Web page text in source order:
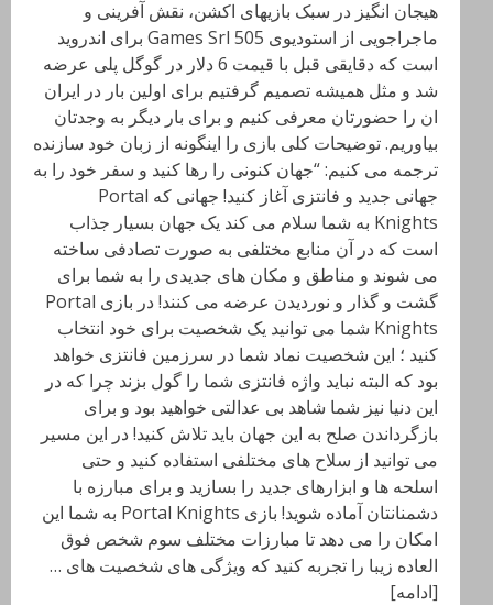
هیجان انگیز در سبک بازیهای اکشن، نقش آفرینی و
ماجراجویی از استودیوی 505 Games Srl برای اندروید
است که دقایقی قبل با قیمت 6 دلار در گوگل پلی عرضه
شد و مثل همیشه تصمیم گرفتیم برای اولین بار در ایران
ان را حضورتان معرفی کنیم و برای بار دیگر به وجدتان
بیاوریم. توضیحات کلی بازی را اینگونه از زبان خود سازنده
ترجمه می کنیم: “جهان کنونی را رها کنید و سفر خود را به
جهانی جدید و فانتزی آغاز کنید! جهانی که Portal
Knights به شما سلام می کند یک جهان بسیار جذاب
است که در آن منابع مختلفی به صورت تصادفی ساخته
می شوند و مناطق و مکان های جدیدی را به شما برای
گشت و گذار و نوردیدن عرضه می کنند! در بازی Portal
Knights شما می توانید یک شخصیت برای خود انتخاب
کنید ؛ این شخصیت نماد شما در سرزمین فانتزی خواهد
بود که البته نباید واژه فانتزی شما را گول بزند چرا که در
این دنیا نیز شما شاهد بی عدالتی خواهید بود و برای
بازگرداندن صلح به این جهان باید تلاش کنید! در این مسیر
می توانید از سلاح های مختلفی استفاده کنید و حتی
اسلحه ها و ابزارهای جدید را بسازید و برای مبارزه با
دشمنانتان آماده شوید! بازی Portal Knights به شما این
امکان را می دهد تا مبارزات مختلف سوم شخص فوق
العاده زیبا را تجربه کنید که ویژگی های شخصیت های …
[ادامه]